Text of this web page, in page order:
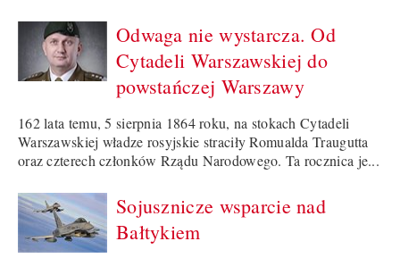
Odwaga nie wystarcza. Od
Cytadeli Warszawskiej do
powstańczej Warszawy
162 lata temu, 5 sierpnia 1864 roku, na stokach Cytadeli
Warszawskiej władze rosyjskie straciły Romualda Traugutta
oraz czterech członków Rządu Narodowego. Ta rocznica je...
Sojusznicze wsparcie nad
Bałtykiem